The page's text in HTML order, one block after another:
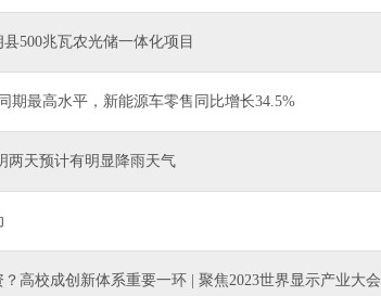
500兆瓦农光储一体化项目
期最高水平，新能源车零售同比增长34.5%
两天预计有明显降雨天气
高校成创新体系重要一环 | 聚焦2023世界显示产业大会